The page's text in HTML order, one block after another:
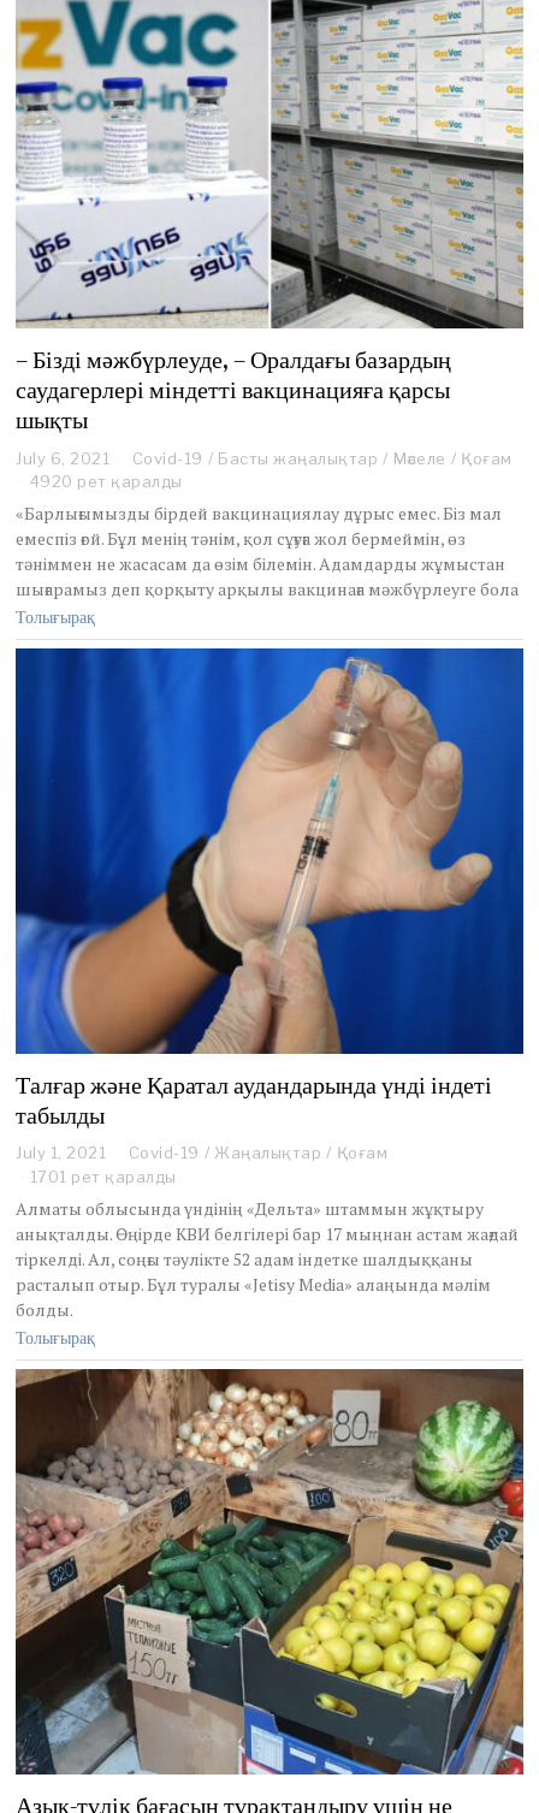
– Бізді мәжбүрлеуде, – Оралдағы базардың
саудагерлері міндетті вакцинацияға қарсы
шықты
July 6, 2021
u
y
3
1
,
2
Covid-19 / Басты жаңалықтар / Мәселе / Қоғам
4920 рет қаралды
«Барлығымызды бірдей вакцинациялау дұрыс емес. Біз мал
емеспіз ғой. Бұл менің тәнім, қол сұғуға жол бермеймін, өз
тәніммен не жасасам да өзім білемін. Адамдарды жұмыстан
шығарамыз деп қорқыту арқылы вакцинаға мәжбүрлеуге бола
Толығырақ
Талғар және Қаратал аудандарында үнді індеті
табылды
July 1, 2021
u
y
1
,
2
Covid-19 / Жаңалықтар / Қоғам
1701 рет қаралды
Алматы облысында үндінің «Дельта» штаммын жұқтыру
анықталды. Өңірде КВИ белгілері бар 17 мыңнан астам жағдай
тіркелді. Ал, соңғы тәулікте 52 адам індетке шалдыққаны
расталып отыр. Бұл туралы «Jetisy Media» алаңында мәлім
болды.
Толығырақ
Азық-түлік бағасын тұрақтандыру үшін не